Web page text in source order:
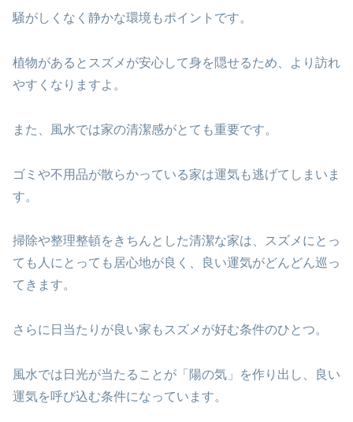
騒がしくなく静かな環境もポイントです。
植物があるとスズメが安心して身を隠せるため、より訪れ
やすくなりますよ。
また、風水では家の清潔感がとても重要です。
ゴミや不用品が散らかっている家は運気も逃げてしまいま
す。
掃除や整理整頓をきちんとした清潔な家は、スズメにとっ
ても人にとっても居心地が良く、良い運気がどんどん巡っ
てきます。
さらに日当たりが良い家もスズメが好む条件のひとつ。
風水では日光が当たることが「陽の気」を作り出し、良い
運気を呼び込む条件になっています。